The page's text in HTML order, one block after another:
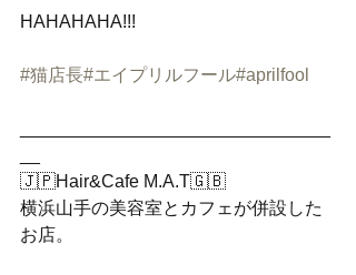
HAHAHAHA!!!
#猫店長#エイプリルフール#aprilfool
🇯🇵Hair&Cafe M.A.T🇬🇧
横浜山手の美容室とカフェが併設した
お店。